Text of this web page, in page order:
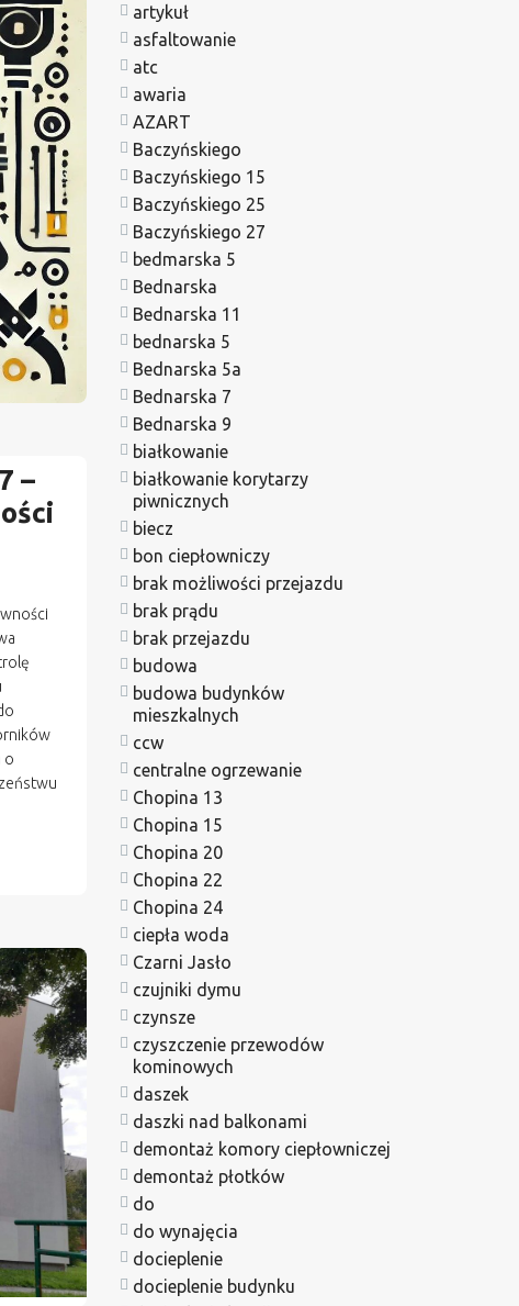
–
o
artykuł
asfaltowanie
atc
awaria
AZART
Baczyńskiego
Baczyńskiego 15
Baczyńskiego 25
Baczyńskiego 27
bedmarska 5
Bednarska
Bednarska 11
bednarska 5
Bednarska 5a
Bednarska 7
Bednarska 9
białkowanie
białkowanie korytarzy
piwnicznych
biecz
bon ciepłowniczy
brak możliwości przejazdu
brak prądu
brak przejazdu
budowa
budowa budynków
mieszkalnych
ccw
centralne ogrzewanie
Chopina 13
Chopina 15
Chopina 20
Chopina 22
Chopina 24
ciepła woda
Czarni Jasło
czujniki dymu
czynsze
czyszczenie przewodów
kominowych
daszek
daszki nad balkonami
demontaż komory ciepłowniczej
demontaż płotków
do
do wynajęcia
docieplenie
docieplenie budynku